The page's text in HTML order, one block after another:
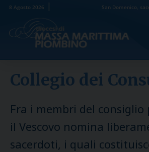
Skip
content
8 Agosto 2026 San Domenico,
Collegio dei
Fra i membri del consiglio
il Vescovo nomina
sacerdoti, i quali